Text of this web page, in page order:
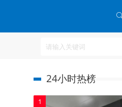
24小时热榜
1